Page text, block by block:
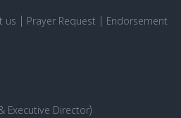
us Prayer Request
Endorsement
Executive Director)